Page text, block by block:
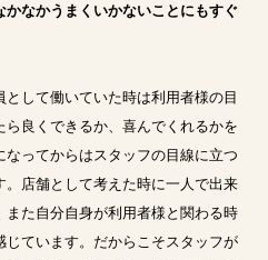
かなかうまくいかないことにもすぐ
として働いていた時は利用者様の目
良くできるか、喜んでくれるかを
ってからはスタッフの目線に立つ
。店舗として考えた時に一人で出来
た自分自身が利用者様と関わる時
ています。だからこそスタッフが